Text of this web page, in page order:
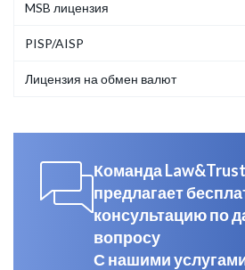
MSB лицензия
PISP/AISP
Лицензия на обмен валют
Команда
предлагает
консультацию по
вопросу
С нашими